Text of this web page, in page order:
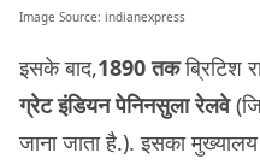
Image Source: indianexpress
इसके बाद,1890 तकब्रिटिश
ग्रेट इंडियन पेनिनसुला रेलवे
जाना जाता है.). इसका